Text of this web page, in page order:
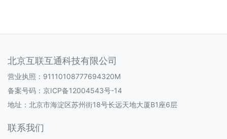
北京互联互通科技有限公司
营业执照：91110108777694320M
备案号码： 京ICP备12004543号-14
地址：北京市海淀区苏州街18号长远天地大厦B1座6层
联系我们